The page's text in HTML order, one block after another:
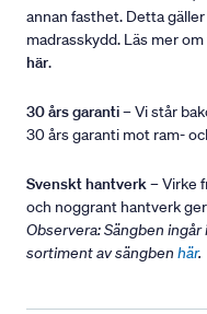
annan fasthet. Detta
madrasskydd. Läs mer
här.
30 års garanti– Vi står
30 års garanti mot ram-
Svenskt hantverk– Virke
och noggrant hantverk
Observera: Sängben
sortiment av sängben här.